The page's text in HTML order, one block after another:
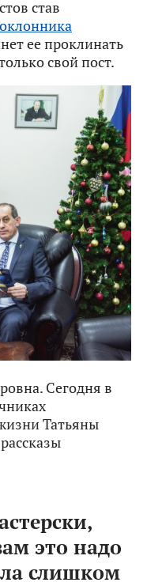
став
ее проклинать
свой пост.
Сегодня в
Татьяны
это надо
слишком